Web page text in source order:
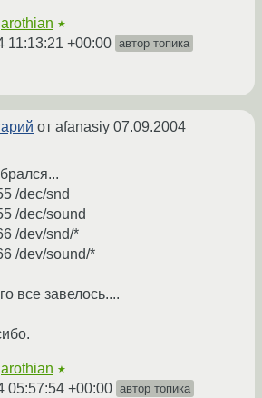
★
11:13:21 +00:00 автор топика
от afanasiy 07.09.2004
/dec/snd
/dec/sound
/dev/snd/*
/dev/sound/*
все завелось....
★
05:57:54 +00:00 автор топика